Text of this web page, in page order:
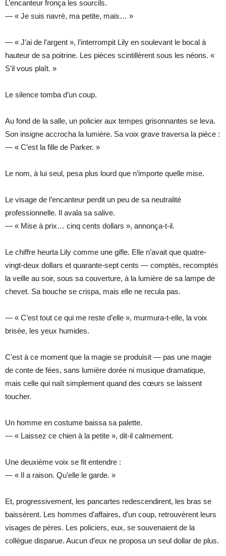
L’encanteur fronça les sourcils.
— « Je suis navré, ma petite, mais… »
— « J’ai de l’argent », l’interrompit Lily en soulevant le bocal à
hauteur de sa poitrine. Les pièces scintillèrent sous les néons. «
S’il vous plaît. »
Le silence tomba d’un coup.
Au fond de la salle, un policier aux tempes grisonnantes se leva.
Son insigne accrocha la lumière. Sa voix grave traversa la pièce :
— « C’est la fille de Parker. »
Le nom, à lui seul, pesa plus lourd que n’importe quelle mise.
Le visage de l’encanteur perdit un peu de sa neutralité
professionnelle. Il avala sa salive.
— « Mise à prix… cinq cents dollars », annonça-t-il.
Le chiffre heurta Lily comme une gifle. Elle n’avait que quatre-
vingt-deux dollars et quarante-sept cents — comptés, recomptés
la veille au soir, sous sa couverture, à la lumière de sa lampe de
chevet. Sa bouche se crispa, mais elle ne recula pas.
— « C’est tout ce qui me reste d’elle », murmura-t-elle, la voix
brisée, les yeux humides.
C’est à ce moment que la magie se produisit — pas une magie
de conte de fées, sans lumière dorée ni musique dramatique,
mais celle qui naît simplement quand des cœurs se laissent
toucher.
Un homme en costume baissa sa palette.
— « Laissez ce chien à la petite », dit-il calmement.
Une deuxième voix se fit entendre :
— « Il a raison. Qu’elle le garde. »
Et, progressivement, les pancartes redescendirent, les bras se
baissèrent. Les hommes d’affaires, d’un coup, retrouvèrent leurs
visages de pères. Les policiers, eux, se souvenaient de la
collègue disparue. Aucun d’eux ne proposa un seul dollar de plus.